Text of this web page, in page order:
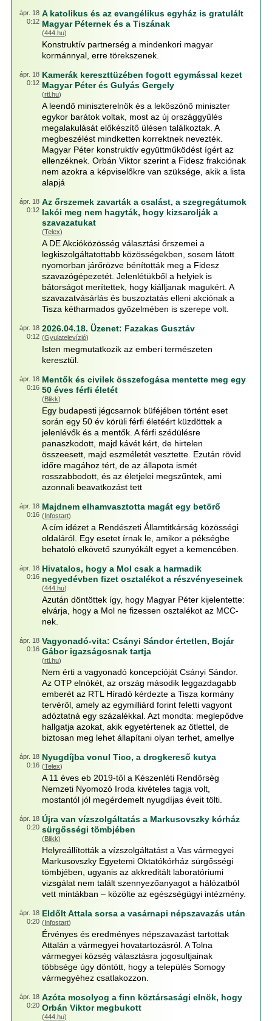
ápr. 18
0:12
A katolikus és az evangélikus egyház is gratulált
Magyar Péternek és a Tiszának
(444.hu)
Konstruktív partnerség a mindenkori magyar
kormánnyal, erre törekszenek.
ápr. 18
0:12
Kamerák kereszttüzében fogott egymással kezet
Magyar Péter és Gulyás Gergely
(rtl.hu)
A leendő miniszterelnök és a leköszönő miniszter
egykor barátok voltak, most az új országgyűlés
megalakulását előkészítő ülésen találkoztak. A
megbeszélést mindketten korrektnek nevezték.
Magyar Péter konstruktív együttműködést ígért az
ellenzéknek. Orbán Viktor szerint a Fidesz frakciónak
nem azokra a képviselőkre van szüksége, akik a lista
alapjá
ápr. 18
0:12
Az őrszemek zavarták a csalást, a szegregátumok
lakói meg nem hagyták, hogy kizsarolják a
szavazatukat
(Telex)
A DE Akcióközösség választási őrszemei a
legkiszolgáltatottabb közösségekben, sosem látott
nyomorban járőrözve bénították meg a Fidesz
szavazógépezetét. Jelenlétükből a helyiek is
bátorságot merítettek, hogy kiálljanak magukért. A
szavazatvásárlás és buszoztatás elleni akciónak a
Tisza kétharmados győzelmében is szerepe volt.
ápr. 18
0:12
2026.04.18. Üzenet: Fazakas Gusztáv
(Gyulatelevízió)
Isten megmutatkozik az emberi természeten
keresztül.
ápr. 18
0:16
Mentők és civilek összefogása mentette meg egy
50 éves férfi életét
(Blikk)
Egy budapesti jégcsarnok büféjében történt eset
során egy 50 év körüli férfi életéért küzdöttek a
jelenlévők és a mentők. A férfi szédülésre
panaszkodott, majd kávét kért, de hirtelen
összeesett, majd eszméletét vesztette. Ezután rövid
időre magához tért, de az állapota ismét
rosszabbodott, és az életjelei megszűntek, ami
azonnali beavatkozást tett
ápr. 18
0:16
Majdnem elhamvasztotta magát egy betörő
(Infostart)
A cím idézet a Rendészeti Államtitkárság közösségi
oldaláról. Egy esetet írnak le, amikor a pékségbe
behatoló elkövető szunyókált egyet a kemencében.
ápr. 18
0:16
Hivatalos, hogy a Mol csak a harmadik
negyedévben fizet osztalékot a részvényeseinek
(444.hu)
Azután döntöttek így, hogy Magyar Péter kijelentette:
elvárja, hogy a Mol ne fizessen osztalékot az MCC-
nek.
ápr. 18
0:16
Vagyonadó-vita: Csányi Sándor értetlen, Bojár
Gábor igazságosnak tartja
(rtl.hu)
Nem érti a vagyonadó koncepcióját Csányi Sándor.
Az OTP elnökét, az ország második leggazdagabb
emberét az RTL Híradó kérdezte a Tisza kormány
tervéről, amely az egymilliárd forint feletti vagyont
adóztatná egy százalékkal. Azt mondta: meglepődve
hallgatja azokat, akik egyetértenek az ötlettel, de
biztosan meg lehet állapítani olyan terhet, amellye
ápr. 18
0:16
Nyugdíjba vonul Tico, a drogkereső kutya
(Telex)
A 11 éves eb 2019-től a Készenléti Rendőrség
Nemzeti Nyomozó Iroda kivételes tagja volt,
mostantól jól megérdemelt nyugdíjas éveit tölti.
ápr. 18
0:20
Újra van vízszolgáltatás a Markusovszky kórház
sürgősségi tömbjében
(Blikk)
Helyreállították a vízszolgáltatást a Vas vármegyei
Markusovszky Egyetemi Oktatókórház sürgősségi
tömbjében, ugyanis az akkreditált laboratóriumi
vizsgálat nem talált szennyezőanyagot a hálózatból
vett mintákban – közölte az egészségügyi intézmény.
ápr. 18
0:20
Eldőlt Attala sorsa a vasárnapi népszavazás után
(Infostart)
Érvényes és eredményes népszavazást tartottak
Attalán a vármegyei hovatartozásról. A Tolna
vármegyei község választásra jogosultjainak
többsége úgy döntött, hogy a település Somogy
vármegyéhez csatlakozzon.
ápr. 18
0:20
Azóta mosolyog a finn köztársasági elnök, hogy
Orbán Viktor megbukott
(444.hu)